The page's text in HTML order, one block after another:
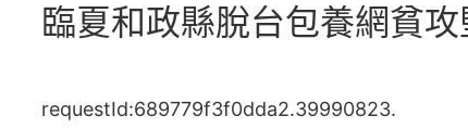
臨夏和政縣脫台包養網貧
requestId:689779f3f0dda2.39990823.